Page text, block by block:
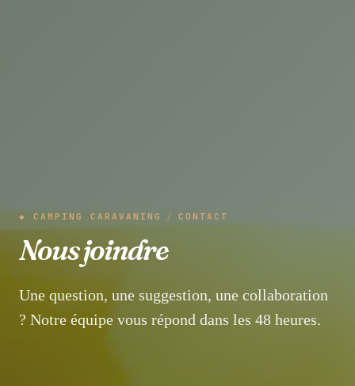
◆ CAMPING CARAVANING / CONTACT
Nous joindre
Une question, une suggestion, une collaboration
? Notre équipe vous répond dans les 48 heures.